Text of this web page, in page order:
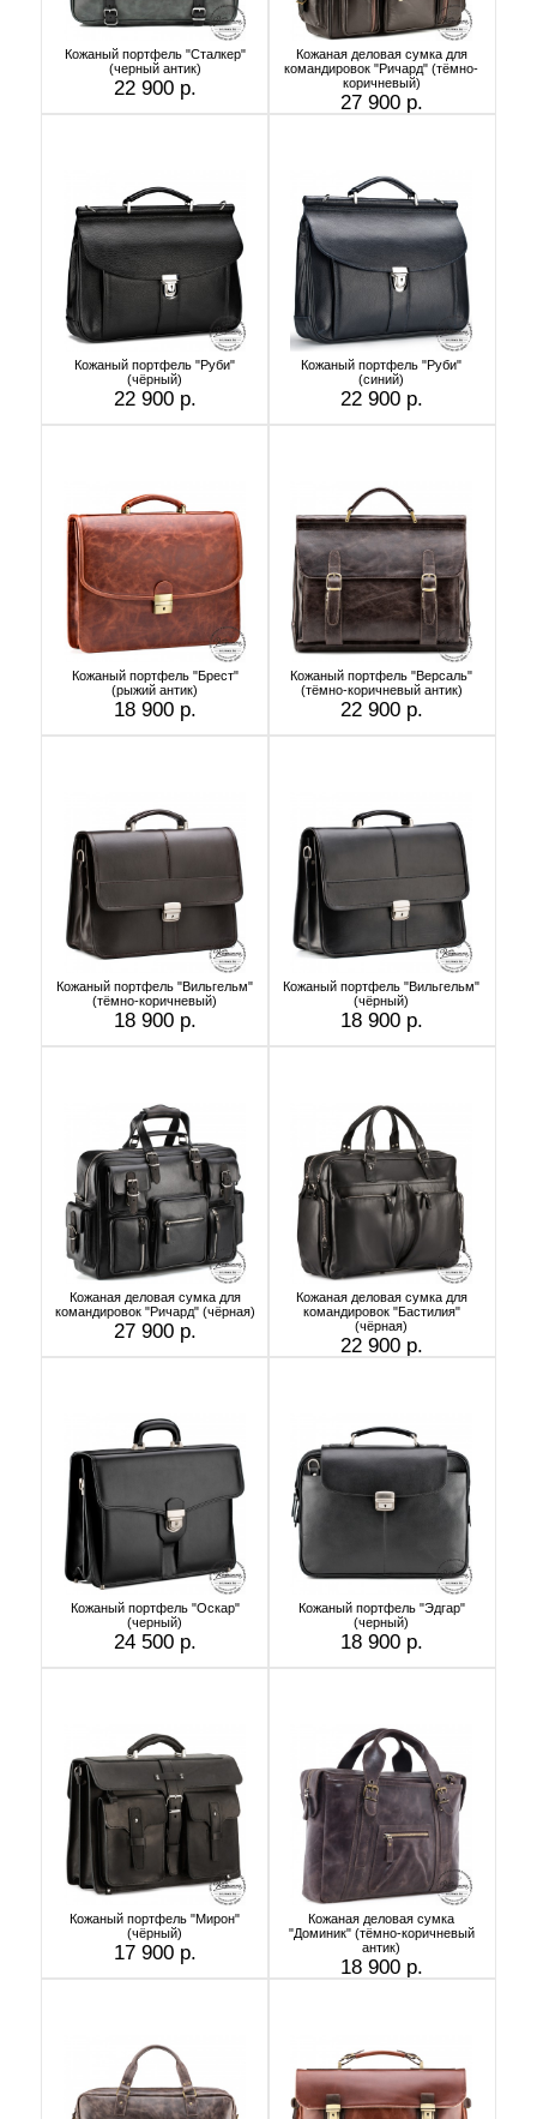
Кожаный портфель "Сталкер"
(черный антик)
22 900 р.
Кожаная деловая сумка для
командировок "Ричард" (тёмно-
коричневый)
27 900 р.
Кожаный портфель "Руби"
(чёрный)
22 900 р.
Кожаный портфель "Руби"
(синий)
22 900 р.
Кожаный портфель "Брест"
(рыжий антик)
18 900 р.
Кожаный портфель "Версаль"
(тёмно-коричневый антик)
22 900 р.
Кожаный портфель "Вильгельм"
(тёмно-коричневый)
18 900 р.
Кожаный портфель "Вильгельм"
(чёрный)
18 900 р.
Кожаная деловая сумка для
командировок "Ричард" (чёрная)
27 900 р.
Кожаная деловая сумка для
командировок "Бастилия"
(чёрная)
22 900 р.
Кожаный портфель "Оскар"
(черный)
24 500 р.
Кожаный портфель "Эдгар"
(черный)
18 900 р.
Кожаный портфель "Мирон"
(чёрный)
17 900 р.
Кожаная деловая сумка
"Доминик" (тёмно-коричневый
антик)
18 900 р.